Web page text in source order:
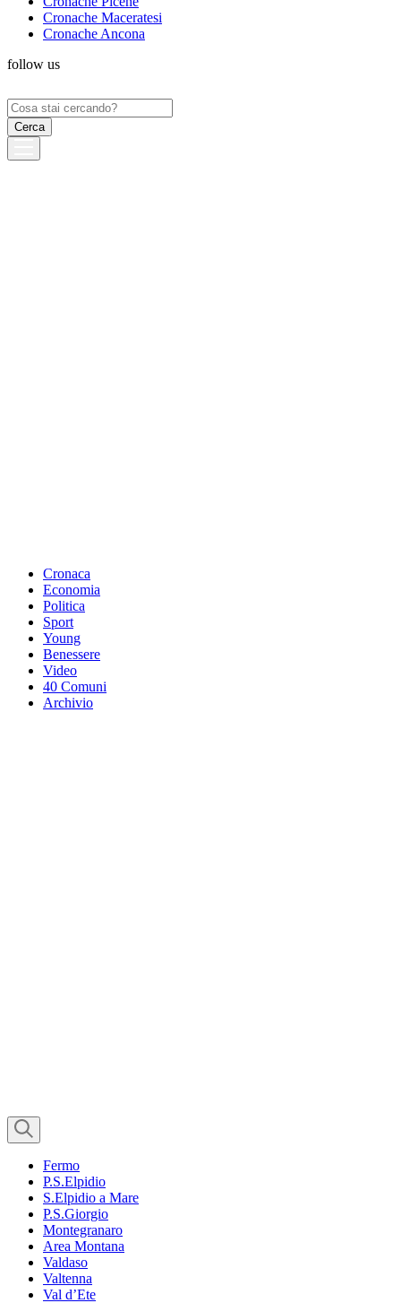
Cronache Maceratesi
Cronache Ancona
follow us
Ricerca
per:
Cronaca
Economia
Politica
Sport
Young
Benessere
Video
40 Comuni
Archivio
Fermo
P.S.Elpidio
S.Elpidio a Mare
P.S.Giorgio
Montegranaro
Area Montana
Valdaso
Valtenna
Val d’Ete